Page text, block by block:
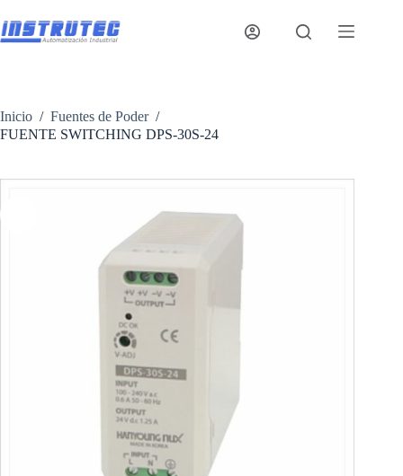
al
contenido
Inicio / Fuentes de Poder /
FUENTE SWITCHING DPS-30S-24